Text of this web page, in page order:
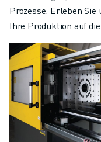
Prozesse. Erleben
Ihre Produktion auf